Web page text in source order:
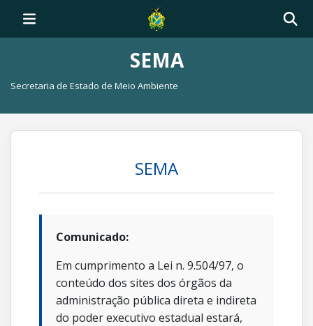
SEMA
Secretaria de Estado de Meio Ambiente
SEMA
Comunicado:
Em cumprimento a Lei n. 9.504/97, o
conteúdo dos sites dos órgãos da
administração pública direta e indireta
do poder executivo estadual estará,